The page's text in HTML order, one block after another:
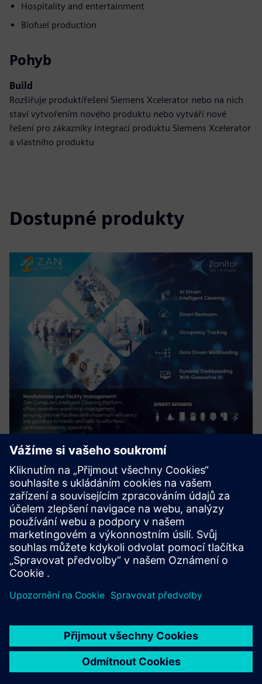
Hospitality and entertainment
Biofuel production
Pohyb
Build
Rozšiřuje produkt/řešení Siemens Xcelerator nebo na nich
staví vytvořením nového produktu nebo vytváří nové
řešení pro zákazníky integrací produktu Siemens Xcelerator
a vlastního produktu
Dostupné produkty
Zan cleaning intelligence
Řešení společnosti Zan využívá data senzorů, zpětnou
vazbu od uživatelů a umělou inteligenci ke zlepšení
uživatelského komfortu v budovách. Díky své otevřené
platformě se řešení Zan může integrovat s dalšími senzory
a softwarem a ...
Další informace